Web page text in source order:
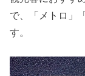
で、「メトロ」
す。